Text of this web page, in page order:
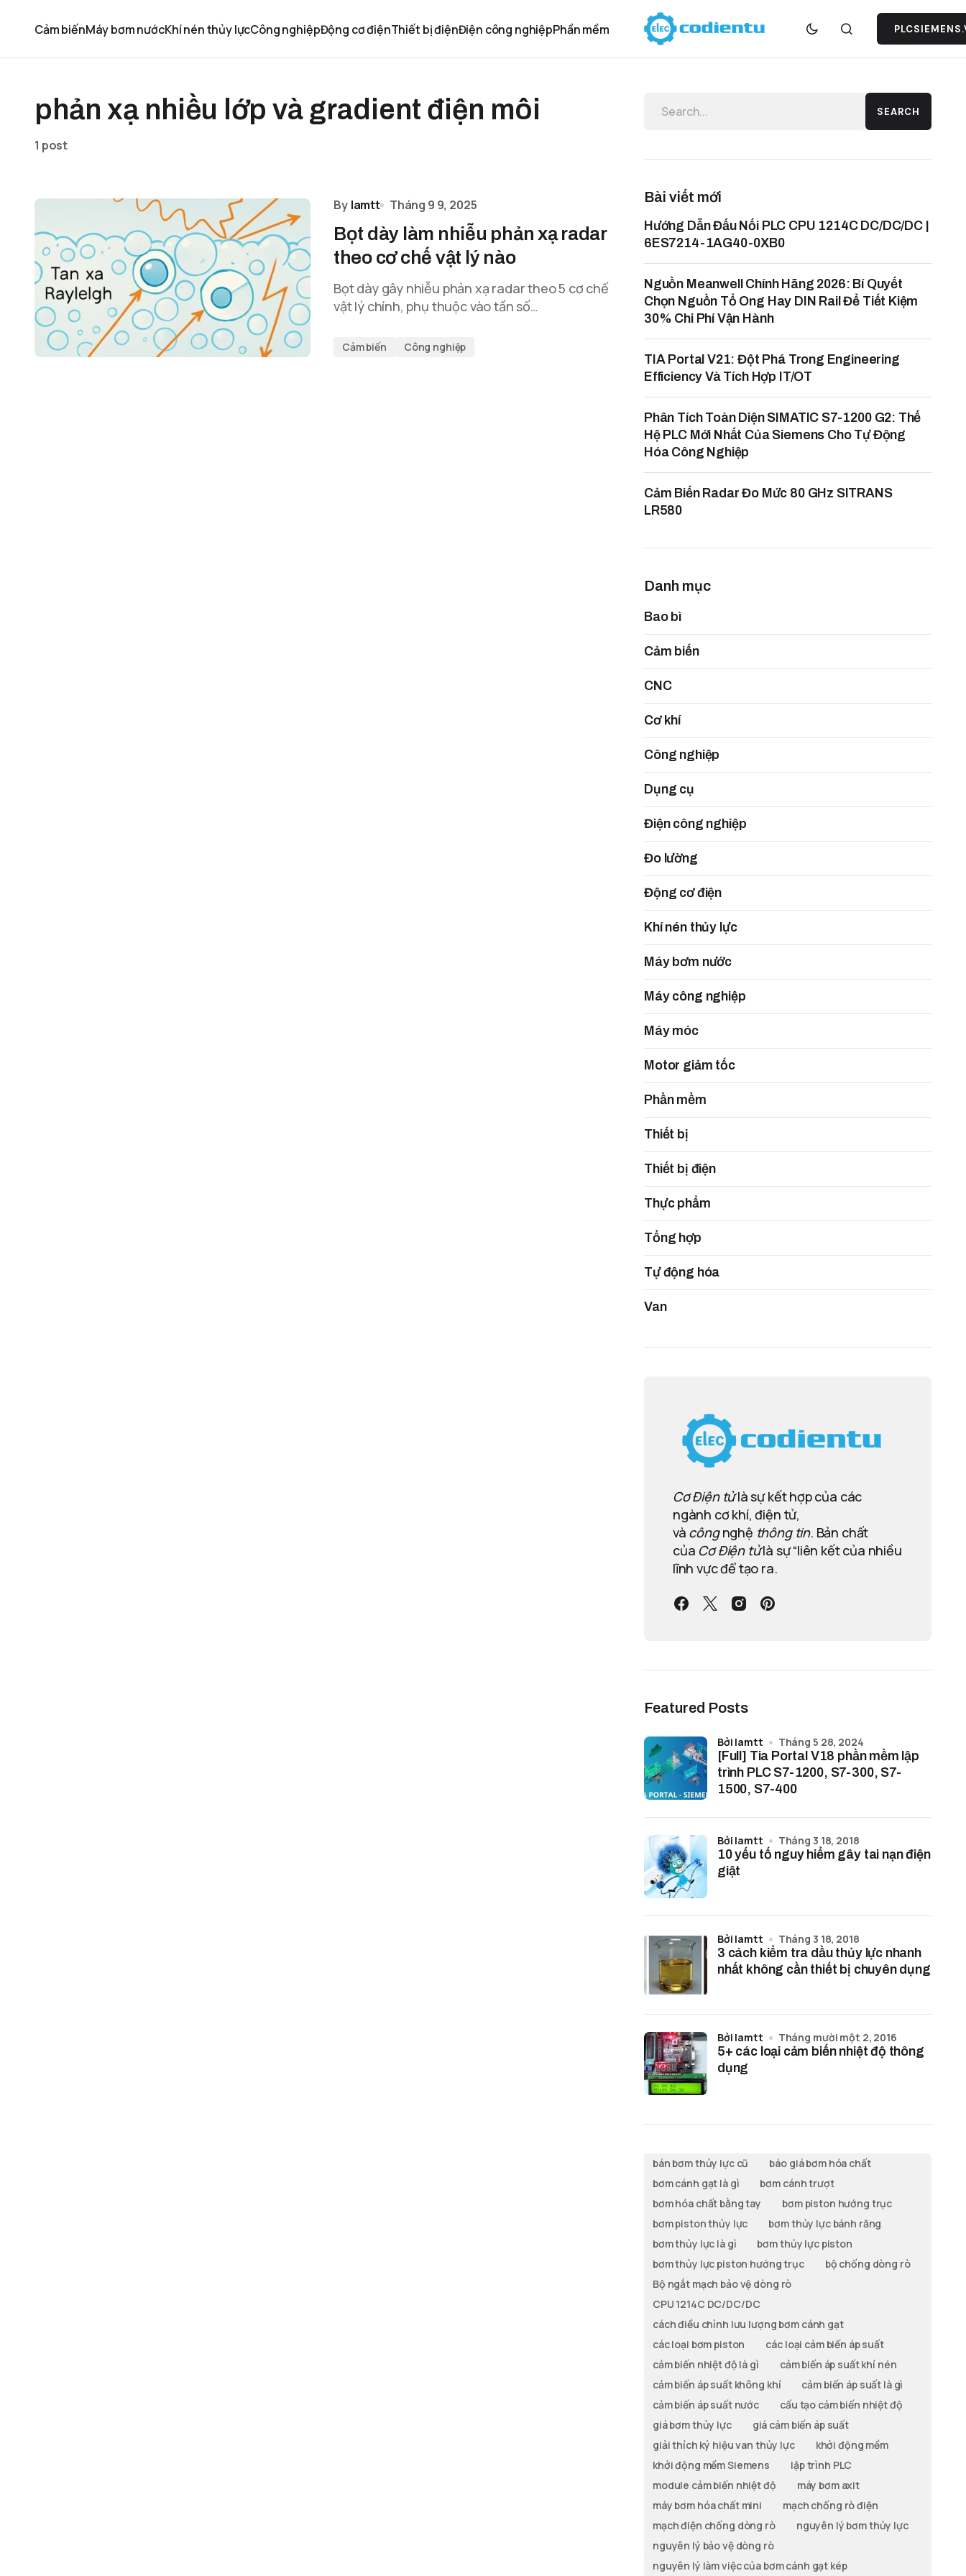
Cảm biếnMáy bơm nướcKhí nén thủy lựcCông nghiệpĐộng cơ điệnThiết bị điệnĐiện công nghiệpPhần mềm
phản xạ nhiều lớp và gradient điện môi
1 post
By lamtt Tháng 9 9, 2025
Bọt dày làm nhiễu phản xạ radar
theo cơ chế vật lý nào
Bọt dày gây nhiễu phản xạ radar theo 5 cơ chế
vật lý chính, phụ thuộc vào tần số…
Cảm biến Công nghiệp
SEARCH
Bài viết mới
Hướng Dẫn Đấu Nối PLC CPU 1214C DC/DC/DC |
6ES7214-1AG40-0XB0
Nguồn Meanwell Chính Hãng 2026: Bí Quyết
Chọn Nguồn Tổ Ong Hay DIN Rail Để Tiết Kiệm
30% Chi Phí Vận Hành
TIA Portal V21: Đột Phá Trong Engineering
Efficiency Và Tích Hợp IT/OT
Phân Tích Toàn Diện SIMATIC S7-1200 G2: Thế
Hệ PLC Mới Nhất Của Siemens Cho Tự Động
Hóa Công Nghiệp
Cảm Biến Radar Đo Mức 80 GHz SITRANS
LR580
Danh mục
Bao bì
Cảm biến
CNC
Cơ khí
Công nghiệp
Dụng cụ
Điện công nghiệp
Đo lường
Động cơ điện
Khí nén thủy lực
Máy bơm nước
Máy công nghiệp
Máy móc
Motor giảm tốc
Phần mềm
Thiết bị
Thiết bị điện
Thực phẩm
Tổng hợp
Tự động hóa
Van
Cơ Điện tửlà sự kết hợp của các
ngành cơ khí, điện tử,
và côngnghệ thông tin. Bản chất
của Cơ Điện tửlà sự “liên kết của nhiều
lĩnh vực để tạo ra.
Featured Posts
[Full] Tia Portal V18 phần mềm lập
trình PLC S7-1200, S7-300, S7-
1500, S7-400
bởi lamtt Tháng 5 28, 2024
10 yếu tố nguy hiểm gây tai nạn điện
giật
bởi lamtt Tháng 3 18, 2018
3 cách kiểm tra dầu thủy lực nhanh
nhất không cần thiết bị chuyên dụng
bởi lamtt Tháng 3 18, 2018
5+ các loại cảm biến nhiệt độ thông
dụng
bởi lamtt Tháng mười một 2, 2016
bán bơm thủy lực cũ
báo giá bơm hóa chất
bơm cánh gạt là gì
bơm cánh trượt
bơm hóa chất bằng tay
bơm piston hướng trục
bơm piston thủy lực
bơm thủy lực bánh răng
bơm thủy lực là gì
bơm thủy lực piston
bơm thủy lực piston hướng trục
bộ chống dòng rò
Bộ ngắt mạch bảo vệ dòng rò
CPU 1214C DC/DC/DC
cách điều chỉnh lưu lượng bơm cánh gạt
các loại bơm piston
các loại cảm biến áp suất
cảm biến nhiệt độ là gì
cảm biến áp suất khí nén
cảm biến áp suất không khí
cảm biến áp suất là gì
cảm biến áp suất nước
cấu tạo cảm biến nhiệt độ
giá bơm thủy lực
giá cảm biến áp suất
giải thích ký hiệu van thủy lực
khởi động mềm
khởi động mềm Siemens
lập trình PLC
module cảm biến nhiệt độ
máy bơm axit
máy bơm hóa chất mini
mạch chống rò điện
mạch điện chống dòng rò
nguyên lý bơm thủy lực
nguyên lý bảo vệ dòng rò
nguyên lý làm việc của bơm cánh gạt kép